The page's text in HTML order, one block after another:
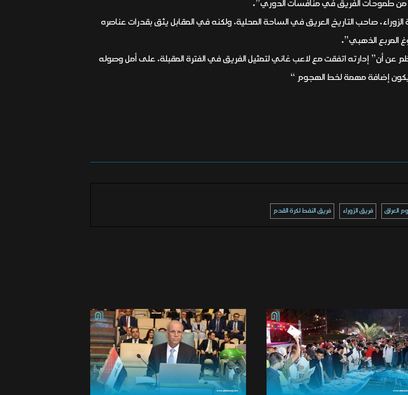
من طموحات الفريق في منافسات الدوري”.
صاحب التاريخ العريق في الساحة المحلية، ولكنه في المقابل يثق بقدرات عناصره
المربع الذهبي”.
أن” إدارته اتفقت مع لاعب غاني لتمثيل الفريق في الفترة المقبلة، على أمل وصوله
ليكون إضافة مهمة لخط الهجوم “
العراق فريق الزوراء فريق النفط لكرة القدم